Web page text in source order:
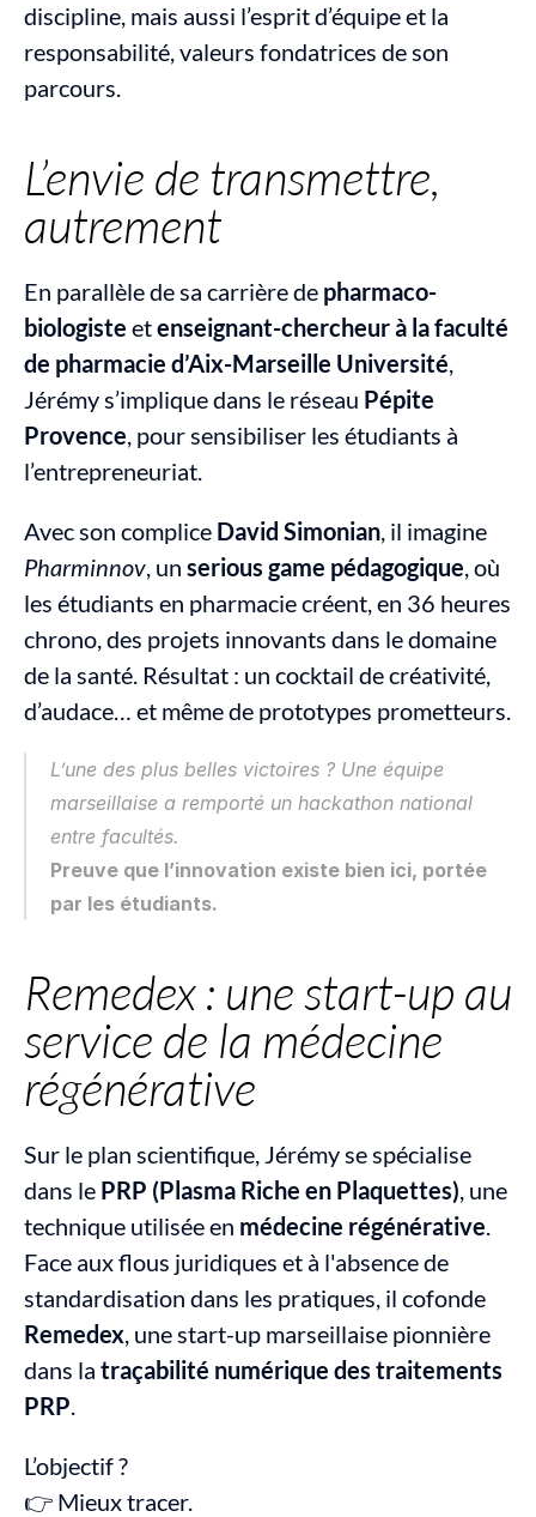
discipline, mais aussi l’esprit d’équipe et la
responsabilité, valeurs fondatrices de son
parcours.
L’envie de transmettre,
autrement
En parallèle de sa carrière de pharmaco-
biologiste et enseignant-chercheur à la faculté
de pharmacie d’Aix-Marseille Université,
Jérémy s’implique dans le réseau Pépite
Provence, pour sensibiliser les étudiants à
l’entrepreneuriat.
Avec son complice David Simonian
Pharminnov, un serious game pédagogique, où
les étudiants en pharmacie créent, en 36 heures
chrono, des projets innovants dans le domaine
de la santé. Résultat : un cocktail de créativité,
d’audace… et même de prototypes prometteurs.
L’une des plus belles victoires ? Une équipe
marseillaise a remporté un hackathon national
entre facultés.
Preuve que l’innovation existe bien ici, portée
par les étudiants.
Remedex : une start-up au
service de la médecine
régénérative
Sur le plan scientifique, Jérémy se spécialise
dans le PRP (Plasma Riche en Plaquettes), une
technique utilisée en médecine régénérative.
Face aux flous juridiques et à l'absence de
Remedex, une start-up marseillaise pionnière
dans la traçabilité numérique des traitements
PRP.
L’objectif ?
👉 Mieux tracer.